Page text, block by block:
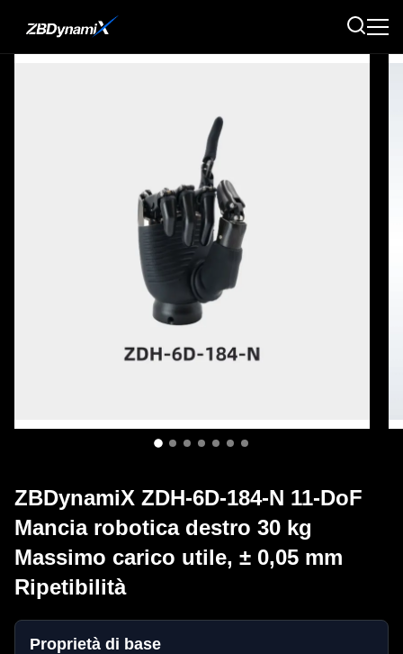
ZBDynamiX ZDH-6D-184-N 11-DoF
Mancia robotica destro 30 kg
Massimo carico utile, ± 0,05 mm
Ripetibilità
Proprietà di base